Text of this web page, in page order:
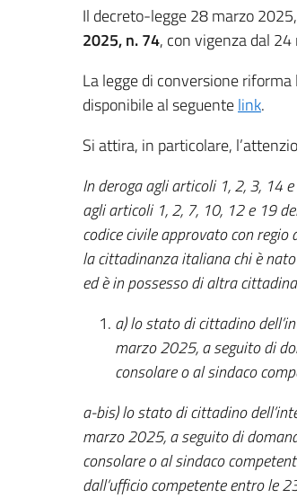
Il decreto-legge 28 marzo
2025, n. 74, con vigenza dal
La legge di conversione riforma
disponibile al seguentelink.
Si attira, in particolare,
In deroga agli articoli 1, 2, 3, 14
agli articoli 1, 2, 7, 10, 12 e 19
codice civile approvato con
la cittadinanza italiana chi è
ed è in possesso di altra
a) lo stato di cittadino
marzo 2025, a seguito di
consolare o al sindaco
a-bis) lo stato di cittadino
marzo 2025, a seguito di
consolare o al sindaco
dall’ufficio competente entro le